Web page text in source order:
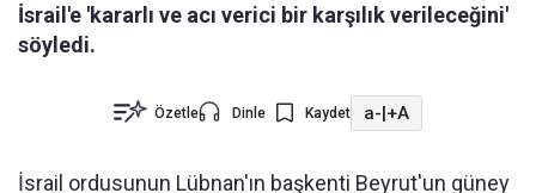
İsrail'e 'kararlı ve acı verici bir karşılık verileceğini'
söyledi.
Özetle Dinle Kaydet a-|+A
İsrail ordusunun Lübnan'ın başkenti Beyrut'un güney